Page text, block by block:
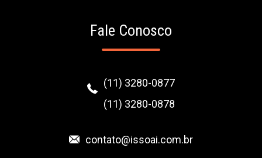
Fale Conosco
(11) 3280-0877
(11) 3280-0878
contato@issoai.com.br